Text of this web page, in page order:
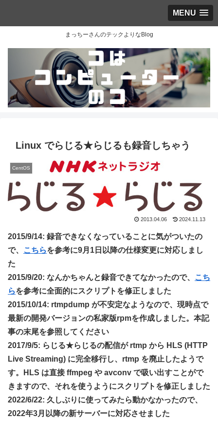
MENU
まっちーさんのテックよりなBlog
Linux でらじる★らじるも録音しちゃう
CentOS
2013.04.06 2024.11.13
2015/9/14: 録音できなくなっていることに気がついたの
で、
こちらを参考に9月1日以降の仕様変更に対応しまし
た
2015/9/20: なんかちゃんと録音できてなかったので、
こち
らを参考に全面的にスクリプトを修正しました
2015/10/14: rtmpdump が不安定なようなので、現時点で
最新の開発バージョンの私家版rpmを作成しました。本記
事の末尾を参照してください
2017/9/5: らじる★らじるの配信が rtmp から HLS (HTTP
Live Streaming) に完全移行し、rtmp を廃止したようで
す。HLS は直接 ffmpeg や avconv で吸い出すことがで
きますので、それを使うようにスクリプトを修正しました
2022/6/22: 久しぶりに使ってみたら動かなかったので、
2022年3月以降の新サーバーに対応させました